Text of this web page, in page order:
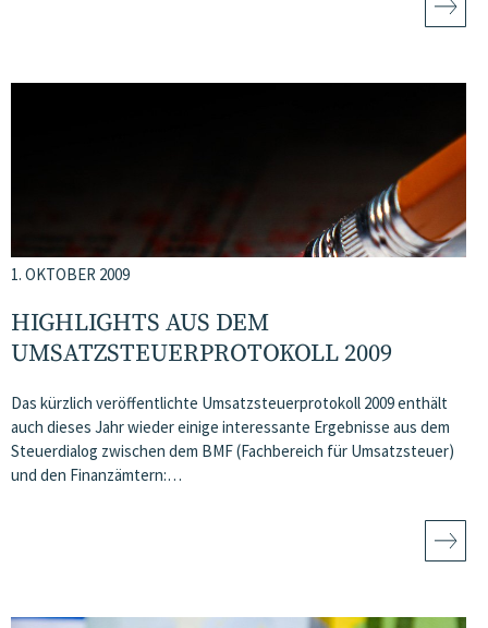
1. OKTOBER 2009
HIGHLIGHTS AUS DEM
UMSATZSTEUERPROTOKOLL 2009
Das kürzlich veröffentlichte Umsatzsteuerprotokoll 2009 enthält
auch dieses Jahr wieder einige interessante Ergebnisse aus dem
Steuerdialog zwischen dem BMF (Fachbereich für Umsatzsteuer)
und den Finanzämtern:…